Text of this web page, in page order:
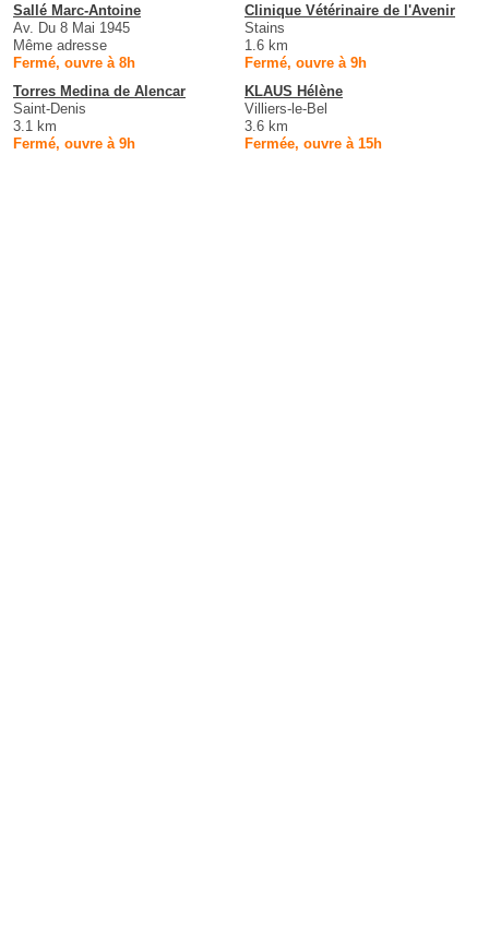
Sallé Marc-Antoine
Av. Du 8 Mai 1945
Même adresse
Fermé, ouvre à 8h
Clinique Vétérinaire de l'Avenir
Stains
1.6 km
Fermé, ouvre à 9h
Torres Medina de Alencar
Saint-Denis
3.1 km
Fermé, ouvre à 9h
KLAUS Hélène
Villiers-le-Bel
3.6 km
Fermée, ouvre à 15h